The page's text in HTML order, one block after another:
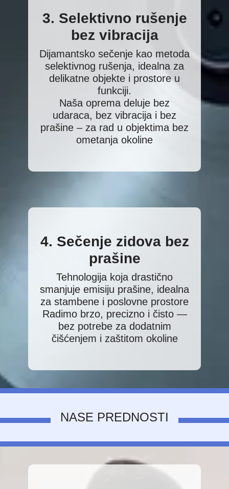
3. Selektivno rušenje
bez vibracija
Dijamantsko sečenje kao metoda
selektivnog rušenja, idealna za
delikatne objekte i prostore u
funkciji.
Naša oprema deluje bez
udaraca, bez vibracija i bez
prašine – za rad u objektima bez
ometanja okoline
4. Sečenje zidova bez
prašine
Tehnologija koja drastično
smanjuje emisiju prašine, idealna
za stambene i poslovne prostore
Radimo brzo, precizno i čisto —
bez potrebe za dodatnim
čišćenjem i zaštitom okoline
NASE PREDNOSTI